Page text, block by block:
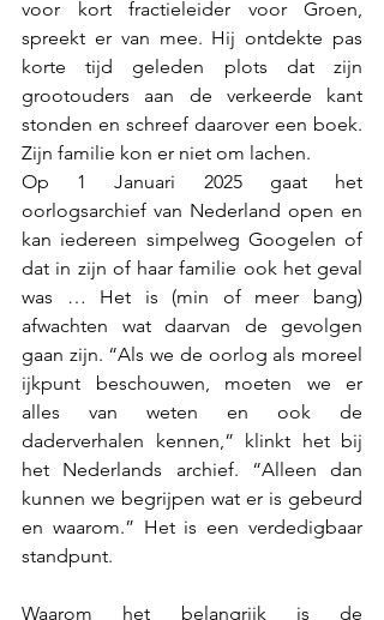
voor kort fractieleider voor Groen,
spreekt er van mee. Hij ontdekte pas
korte tijd geleden plots dat zijn
grootouders aan de verkeerde kant
stonden en schreef daarover een boek.
Zijn familie kon er niet om lachen.
Op 1 Januari 2025 gaat het
oorlogsarchief van Nederland open en
kan iedereen simpelweg Googelen of
dat in zijn of haar familie ook het geval
was … Het is (min of meer bang)
afwachten wat daarvan de gevolgen
gaan zijn. “Als we de oorlog als moreel
ijkpunt beschouwen, moeten we er
alles van weten en ook de
daderverhalen kennen,” klinkt het bij
het Nederlands archief. “Alleen dan
kunnen we begrijpen wat er is gebeurd
en waarom.” Het is een verdedigbaar
standpunt.
Waarom het belangrijk is de